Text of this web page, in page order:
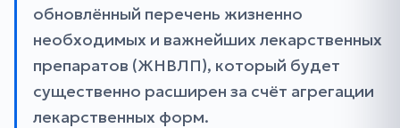
обновлённый перечень жизненно
необходимых и важнейших лекарственных
препаратов (ЖНВЛП), который будет
существенно расширен за счёт агрегации
лекарственных форм.